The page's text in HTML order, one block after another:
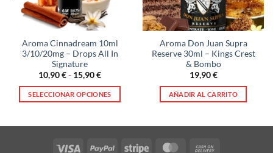
Aroma Cinnadream 10ml
3/10/20mg – Drops All In
Signature
10,90€- 15,90€Rango
precios:
desde
SELECCIONAR OPCIONES
múltiples
Aroma Don Juan Supra
Reserve 30ml – Kings Crest
& Bombo
19,90€
AÑADIR AL CARRITO
Visa PayPal Stripe MasterCard